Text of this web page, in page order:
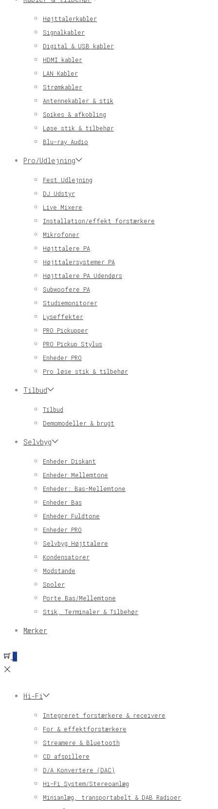
Højttalerkabler
Signalkabler
Digital & USB kabler
HDMI kabler
LAN Kabler
Strømkabler
Antennekabler & stik
Spikes & afkobling
Løse stik & tilbehør
Blu-ray Audio
Pro/Udlejning
Fest Udlejning
DJ Udstyr
Live Mixere
Installation/effekt forstærkere
Mikrofoner
Højttalere PA
Højttalersystemer PA
Højttalere PA Udendørs
Subwoofere PA
Studiemonitorer
Lyseffekter
PRO Pickupper
PRO Pickup Stylus
Enheder PRO
Pro løse stik & tilbehør
Tilbud
Tilbud
Demomodeller & brugt
Selvbyg
Enheder Diskant
Enheder Mellemtone
Enheder: Bas-Mellemtone
Enheder Bas
Enheder Fuldtone
Enheder PRO
Selvbyg Højttalere
Kondensatorer
Modstande
Spoler
Porte Bas/Mellemtone
Stik, Terminaler & Tilbehør
Mærker
0
Hi-Fi
Integreret forstærkere & receivere
For & effektforstærkere
Streamere & Bluetooth
CD afspillere
D/A Konvertere (DAC)
Hi-Fi System/Stereoanlæg
Minianlæg, transportabelt & DAB Radioer